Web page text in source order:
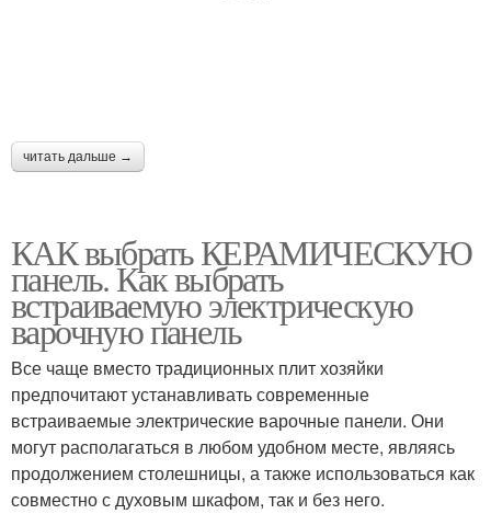
читать дальше →
КАК выбрать КЕРАМИЧЕСКУЮ
панель. Как выбрать
встраиваемую электрическую
варочную панель
Все чаще вместо традиционных плит хозяйки
предпочитают устанавливать современные
встраиваемые электрические варочные панели. Они
могут располагаться в любом удобном месте, являясь
продолжением столешницы, а также использоваться как
совместно с духовым шкафом, так и без него.